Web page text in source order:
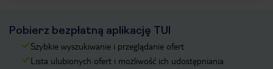
Pobierz bezpłatną aplikację TUI
Szybkie wyszukiwanie i przeglądanie ofert
Lista ulubionych ofert i możliwość ich udostępniania